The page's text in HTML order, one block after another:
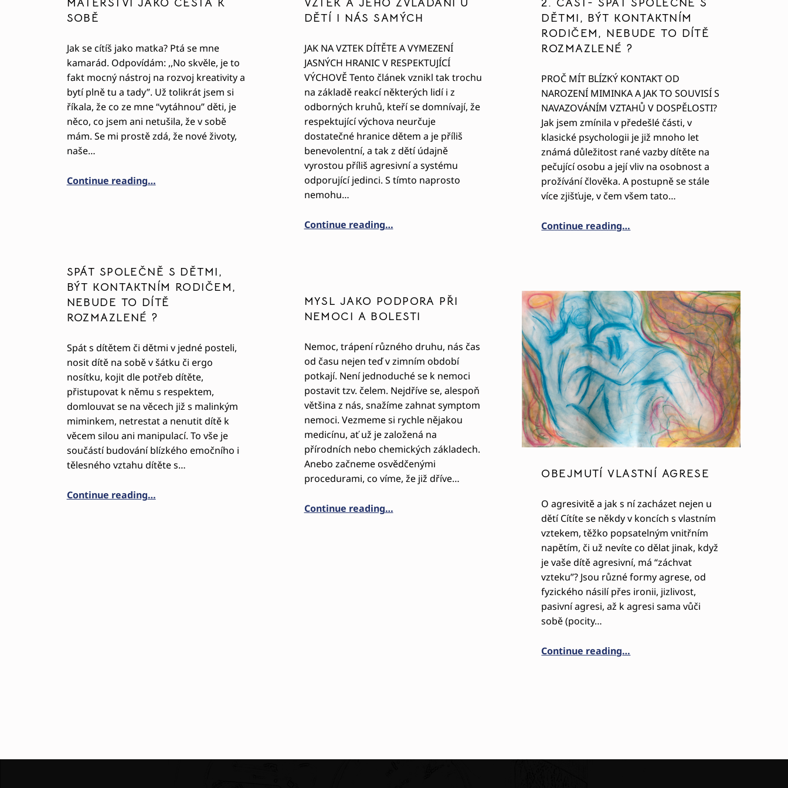
MATEŘSTVÍ JAKO CESTA K
SOBĚ
Jak se cítíš jako matka? Ptá se mne
kamarád. Odpovídám: ,,No skvěle, je to
fakt mocný nástroj na rozvoj kreativity a
bytí plně tu a tady”. Už tolikrát jsem si
říkala, že co ze mne “vytáhnou” děti, je
něco, co jsem ani netušila, že v sobě
mám. Se mi prostě zdá, že nové životy,
naše…
Continue reading…
VZTEK A JEHO ZVLÁDÁNÍ U
DĚTÍ I NÁS SAMÝCH
JAK NA VZTEK DÍTĚTE A VYMEZENÍ
JASNÝCH HRANIC V RESPEKTUJÍCÍ
VÝCHOVĚ Tento článek vznikl tak trochu
na základě reakcí některých lidí i z
odborných kruhů, kteří se domnívají, že
respektující výchova neurčuje
dostatečné hranice dětem a je příliš
benevolentní, a tak z dětí údajně
vyrostou příliš agresivní a systému
odporující jedinci. S tímto naprosto
nemohu…
Continue reading…
2. ČÁST- SPÁT SPOLEČNĚ S
DĚTMI, BÝT KONTAKTNÍM
RODIČEM, NEBUDE TO DÍTĚ
ROZMAZLENÉ ?
PROČ MÍT BLÍZKÝ KONTAKT OD
NAROZENÍ MIMINKA A JAK TO SOUVISÍ S
NAVAZOVÁNÍM VZTAHŮ V DOSPĚLOSTI?
Jak jsem zmínila v předešlé části, v
klasické psychologii je již mnoho let
známá důležitost rané vazby dítěte na
pečující osobu a její vliv na osobnost a
prožívání člověka. A postupně se stále
více zjišťuje, v čem všem tato…
Continue reading…
SPÁT SPOLEČNĚ S DĚTMI,
BÝT KONTAKTNÍM RODIČEM,
NEBUDE TO DÍTĚ
ROZMAZLENÉ ?
Spát s dítětem či dětmi v jedné posteli,
nosit dítě na sobě v šátku či ergo
nosítku, kojit dle potřeb dítěte,
přistupovat k němu s respektem,
domlouvat se na věcech již s malinkým
miminkem, netrestat a nenutit dítě k
věcem silou ani manipulací. To vše je
součástí budování blízkého emočního i
tělesného vztahu dítěte s…
Continue reading
“SPÁT SPOLEČNĚ S DĚTMI, BÝT KONTAKTNÍM RODIČEM, NEBUDE TO DÍTĚ ROZMAZLENÉ ?”
…
MYSL JAKO PODPORA PŘI
NEMOCI A BOLESTI
Nemoc, trápení různého druhu, nás čas
od času nejen teď v zimním období
potkají. Není jednoduché se k nemoci
postavit tzv. čelem. Nejdříve se, alespoň
většina z nás, snažíme zahnat symptom
nemoci. Vezmeme si rychle nějakou
medicínu, ať už je založená na
přírodních nebo chemických základech.
Anebo začneme osvědčenými
procedurami, co víme, že již dříve…
Continue reading
“MYSL JAKO PODPORA PŘI NEMOCI A BOLESTI”
…
OBEJMUTÍ VLASTNÍ AGRESE
O agresivitě a jak s ní zacházet nejen u
dětí Cítíte se někdy v koncích s vlastním
vztekem, těžko popsatelným vnitřním
napětím, či už nevíte co dělat jinak, když
je vaše dítě agresivní, má “záchvat
vzteku”? Jsou různé formy agrese, od
fyzického násilí přes ironii, jizlivost,
pasivní agresi, až k agresi sama vůči
sobě (pocity…
Continue reading…